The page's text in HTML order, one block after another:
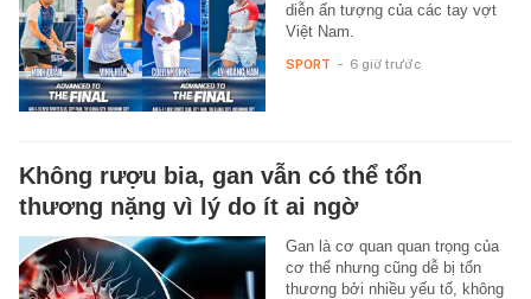
diễn ấn tượng của các tay vợt
Việt Nam.
SPORT - 6 giờ trước
Không rượu bia, gan vẫn có thể tổn
thương nặng vì lý do ít ai ngờ
Gan là cơ quan quan trọng của
cơ thể nhưng cũng dễ bị tổn
thương bởi nhiều yếu tố, không